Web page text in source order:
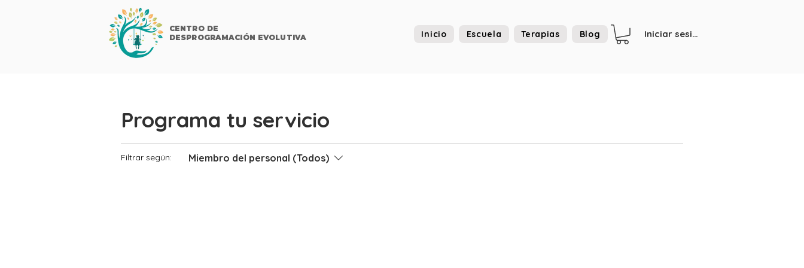
CENTRO DE
DESPROGRAMACIÓN EVOLUTIVA
Inicio Escuela Terapias Blog Iniciar sesión
Programa tu servicio
Filtrar según: Miembro del personal (Todos)